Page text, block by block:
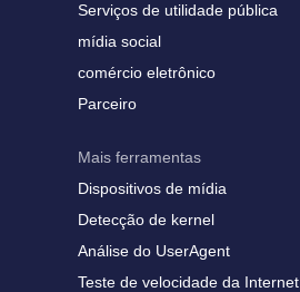
Serviços de utilidade pública
mídia social
comércio eletrônico
Parceiro
Mais ferramentas
Dispositivos de mídia
Detecção de kernel
Análise do UserAgent
Teste de velocidade da Internet